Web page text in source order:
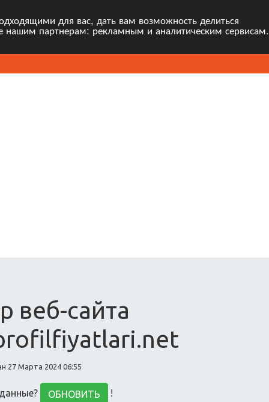
для вас, дать вам возможность делиться
партнерам: рекламным и аналитическим сервисам.
веб-сайта
27 Марта 2024 06:55
ОБНОВИТЬ !